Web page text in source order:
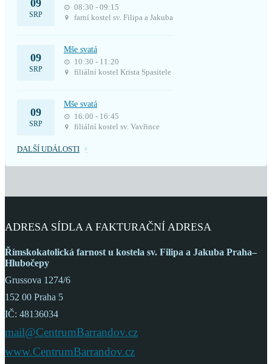
09
SRP
08:30 - 09:15
farní kostel sv. Filipa a Jakuba
09
SRP
Mše svatá
10:30 - 11:20
filiální kostel Krista Spasitele
09
SRP
Mše svatá
16:00 - 16:45
filiální kostel sv. Vavřince
DALŠÍ UDÁLOSTI
ADRESA SÍDLA A FAKTURAČNÍ ADRESA
Římskokatolická farnost u kostela sv. Filipa a Jakuba Praha–
Hlubočepy
Grussova 1274/6
152 00 Praha 5
IČ: 48136034
mail@CentrumBarrandov.cz
www.CentrumBarrandov.cz